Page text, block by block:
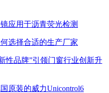
应用于沥青荧光检测
选择合适的生产厂家
性品牌”引领门窗行业创新升
原装的威力Unicontrol6